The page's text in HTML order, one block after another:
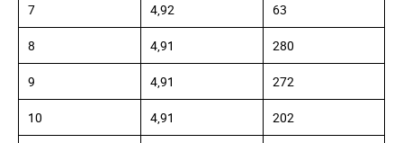
7 4,92 63
8 4,91 280
9 4,91 272
10 4,91 202